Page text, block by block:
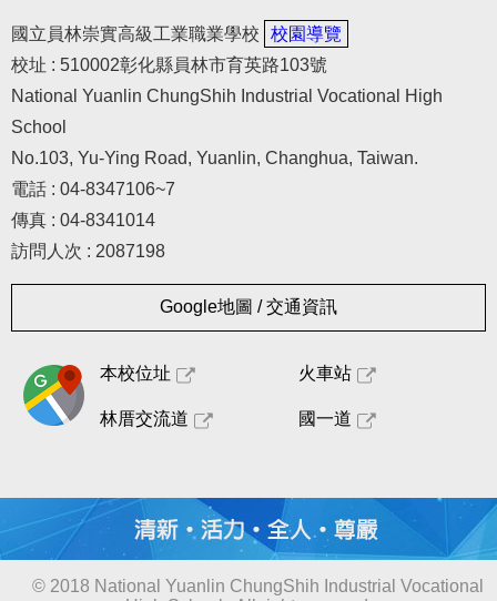
國立員林崇實高級工業職業學校
校園導覽
校址 : 510002彰化縣員林市育英路103號
National Yuanlin ChungShih Industrial Vocational High
School
No.103, Yu-Ying Road, Yuanlin, Changhua, Taiwan.
電話 : 04-8347106~7
傳真 : 04-8341014
訪問人次 : 2087198
Google地圖 / 交通資訊
本校位址 火車站
林厝交流道 國一道
© 2018 National Yuanlin ChungShih Industrial Vocational